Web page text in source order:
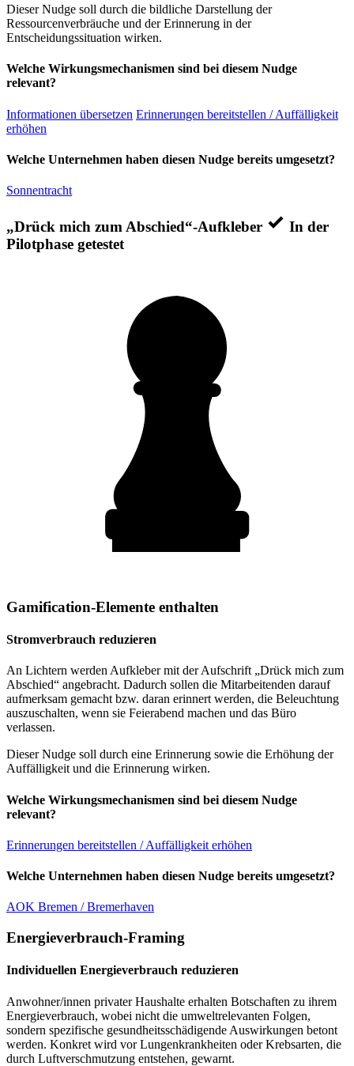
Dieser Nudge soll durch die bildliche Darstellung der
Ressourcenverbräuche und der Erinnerung in der
Entscheidungssituation wirken.
Welche Wirkungsmechanismen sind bei diesem Nudge
relevant?
Informationen übersetzen Erinnerungen bereitstellen / Auffälligkeit
erhöhen
Welche Unternehmen haben diesen Nudge bereits umgesetzt?
Sonnentracht
„Drück mich zum Abschied“-Aufkleber
In der
Pilotphase getestet
Gamification-Elemente enthalten
Stromverbrauch reduzieren
An Lichtern werden Aufkleber mit der Aufschrift „Drück mich zum
Abschied“ angebracht. Dadurch sollen die Mitarbeitenden darauf
aufmerksam gemacht bzw. daran erinnert werden, die Beleuchtung
auszuschalten, wenn sie Feierabend machen und das Büro
verlassen.
Dieser Nudge soll durch eine Erinnerung sowie die Erhöhung der
Auffälligkeit und die Erinnerung wirken.
Welche Wirkungsmechanismen sind bei diesem Nudge
relevant?
Erinnerungen bereitstellen / Auffälligkeit erhöhen
Welche Unternehmen haben diesen Nudge bereits umgesetzt?
AOK Bremen / Bremerhaven
Energieverbrauch-Framing
Individuellen Energieverbrauch reduzieren
Anwohner/innen privater Haushalte erhalten Botschaften zu ihrem
Energieverbrauch, wobei nicht die umweltrelevanten Folgen,
sondern spezifische gesundheitsschädigende Auswirkungen betont
werden. Konkret wird vor Lungenkrankheiten oder Krebsarten, die
durch Luftverschmutzung entstehen, gewarnt.